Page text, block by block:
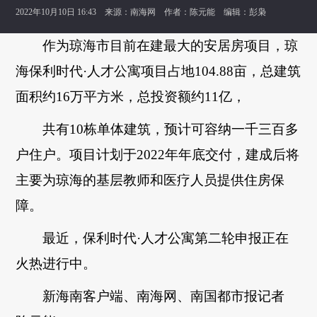
2022年10月10日 16:43 来源：南海网 作者：陈元能 编辑：彭枭
作为琼海市目前在建最大的安居房项目，琼
海保利时代·人才公寓项目占地104.88亩，总建筑
面积约16万平方米，总投资额约11亿，
共有10栋单体建筑，预计可容纳一千三百多
户住户。项目计划于2022年年底交付，建成后将
主要为琼海的基层教师和医疗人员提供住房保
障。
最近，保利时代·人才公寓第二轮申报正在
火热进行中。
新海南客户端、南海网、南国都市报记者